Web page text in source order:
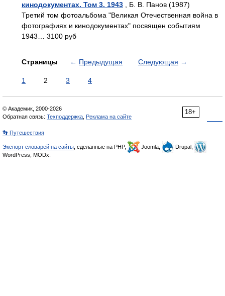
кинодокументах. Том 3. 1943 , Б. В. Панов (1987)
Третий том фотоальбома "Великая Отечественная война в
фотографиях и кинодокументах" посвящен событиям
1943… 3100 руб
Страницы ← Предыдущая Следующая →
1 2 3 4
18+
© Академик, 2000-2026
Обратная связь: Техподдержка Реклама на сайте
👣 Путешествия
Экспорт словарей на сайты , сделанные на PHP, Joomla,
Drupal,
WordPress, MODx.